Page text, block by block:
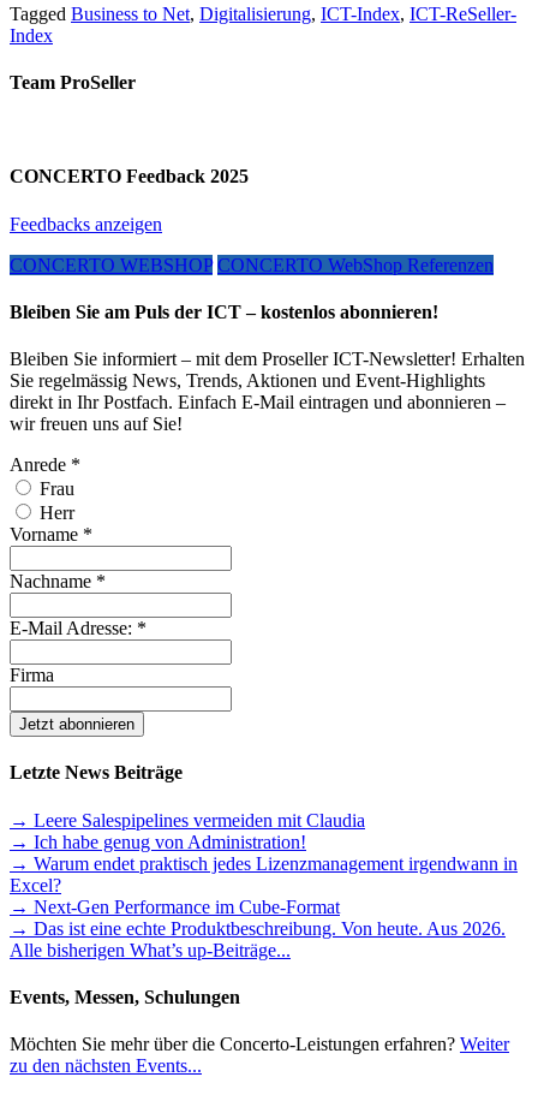
Tagged Business to Net, Digitalisierung, ICT-Index, ICT-ReSeller-
Index
Team ProSeller
CONCERTO Feedback 2025
Feedbacks anzeigen
CONCERTO WEBSHOP CONCERTO WebShop Referenzen
Bleiben Sie am Puls der ICT – kostenlos abonnieren!
Bleiben Sie informiert – mit dem Proseller ICT-Newsletter! Erhalten
Sie regelmässig News, Trends, Aktionen und Event-Highlights
direkt in Ihr Postfach. Einfach E-Mail eintragen und abonnieren –
wir freuen uns auf Sie!
Anrede *
Frau
Herr
Vorname *
Nachname *
E-Mail Adresse: *
Firma
Letzte News Beiträge
→ Leere Salespipelines vermeiden mit Claudia
→ Ich habe genug von Administration!
→ Warum endet praktisch jedes Lizenzmanagement irgendwann in
Excel?
→ Next-Gen Performance im Cube-Format
→ Das ist eine echte Produktbeschreibung. Von heute. Aus 2026.
Alle bisherigen What’s up-Beiträge...
Events, Messen, Schulungen
Möchten Sie mehr über die Concerto-Leistungen erfahren? Weiter
zu den nächsten Events...